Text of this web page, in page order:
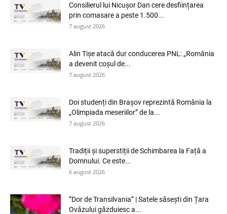
Consilierul lui Nicușor Dan cere desființarea
prin comasare a peste 1.500...
7 august 2026
Alin Tișe atacă dur conducerea PNL: „România
a devenit coșul de...
7 august 2026
Doi studenți din Brașov reprezintă România la
„Olimpiada meseriilor” de la...
7 august 2026
Tradiții și superstiții de Schimbarea la Față a
Domnului. Ce este...
6 august 2026
”Dor de Transilvania” | Satele săsești din Țara
Ovăzului găzduiesc a...